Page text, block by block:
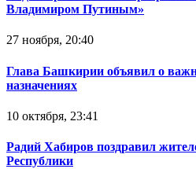
Владимиром Путиным»
27 ноября, 20:40
Глава Башкирии объявил о
назначениях
10 октября, 23:41
Радий Хабиров поздравил
Республики